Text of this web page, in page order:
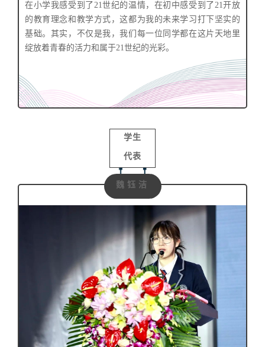
在小学我感受到了21世纪的温情，在初中感受到了21开放
的教育理念和教学方式，这都为我的未来学习打下坚实的
基础。其实，不仅是我，我们每一位同学都在这片天地里
绽放着青春的活力和属于21世纪的光彩。
学生
代表
魏钰洁